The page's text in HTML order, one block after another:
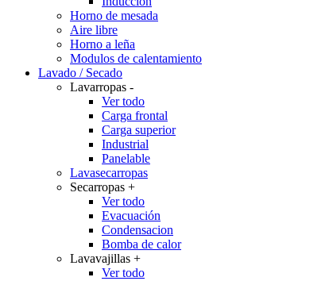
Horno de mesada
Aire libre
Horno a leña
Modulos de calentamiento
Lavado / Secado
Lavarropas -
Ver todo
Carga frontal
Carga superior
Industrial
Panelable
Lavasecarropas
Secarropas +
Ver todo
Evacuación
Condensacion
Bomba de calor
Lavavajillas +
Ver todo